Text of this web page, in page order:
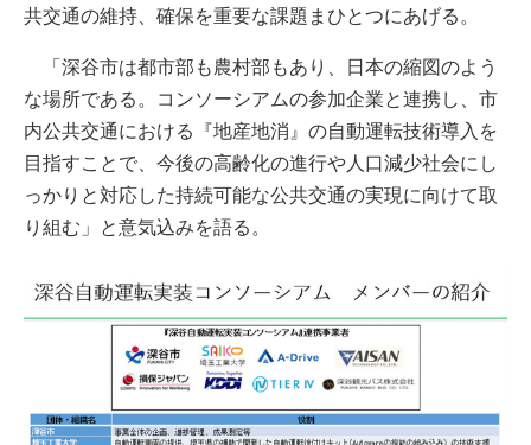
共交通の維持、確保を重要な課題まひとつにあげる。
「深谷市は都市部も農村部もあり、日本の縮図のよう
な場所である。コンソーシアムの参加企業と連携し、市
内公共交通における『地産地消』の自動運転技術導入を
目指すことで、今後の高齢化の進行や人口減少社会にし
っかりと対応した持続可能な公共交通の実現に向けて取
り組む」と意気込みを語る。